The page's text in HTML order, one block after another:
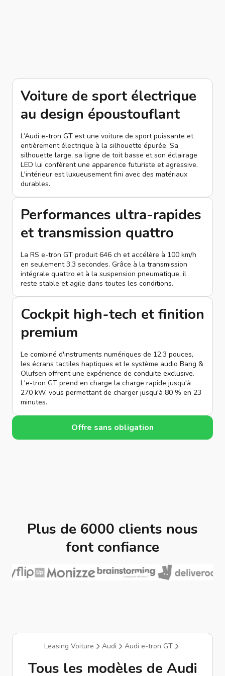
Voiture de sport électrique
au design époustouflant
L’Audi e-tron GT est une voiture de sport puissante et
entièrement électrique à la silhouette épurée. Sa
silhouette large, sa ligne de toit basse et son éclairage
LED lui confèrent une apparence futuriste et agressive.
L'intérieur est luxueusement fini avec des matériaux
durables.
Performances ultra-rapides
et transmission quattro
La RS e-tron GT produit 646 ch et accélère à 100 km/h
en seulement 3,3 secondes. Grâce à la transmission
intégrale quattro et à la suspension pneumatique, il
reste stable et agile dans toutes les conditions.
Cockpit high-tech et finition
premium
Le combiné d'instruments numériques de 12,3 pouces,
les écrans tactiles haptiques et le système audio Bang &
Olufsen offrent une expérience de conduite exclusive.
L'e-tron GT prend en charge la charge rapide jusqu'à
270 kW, vous permettant de charger jusqu'à 80 % en 23
minutes.
Offre sans obligation
Plus de 6000 clients nous
font confiance
Leasing Voiture Audi Audi e-tron GT
Tous les modèles de Audi